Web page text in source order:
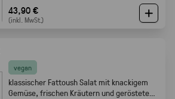
43,90 €
(inkl. MwSt.)
vegan
klassischer Fattoush Salat mit knackigem
Gemüse, frischen Kräutern und geröstetem